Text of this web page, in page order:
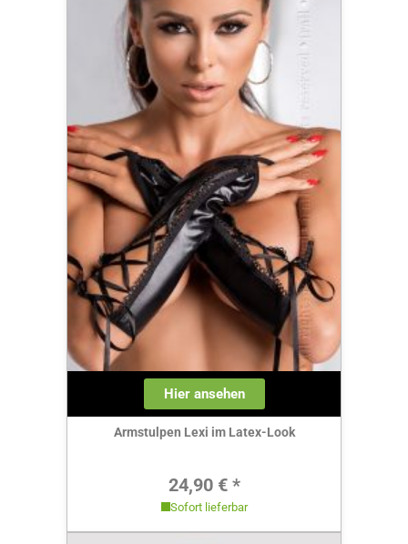
Hier ansehen
Armstulpen Lexi im Latex-Look
Regulärer Preis:
24,90 € *
Sofort lieferbar